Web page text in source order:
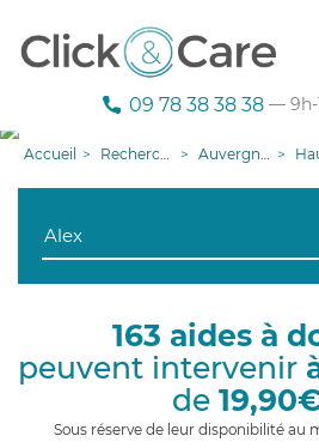
09 78 38 38 38 — 9h-
Accueil Recherche aide à domicile Auvergne-Rhône-Alpes
163 aides à
peuvent intervenir
de
Sous réserve de leur disponibilité au